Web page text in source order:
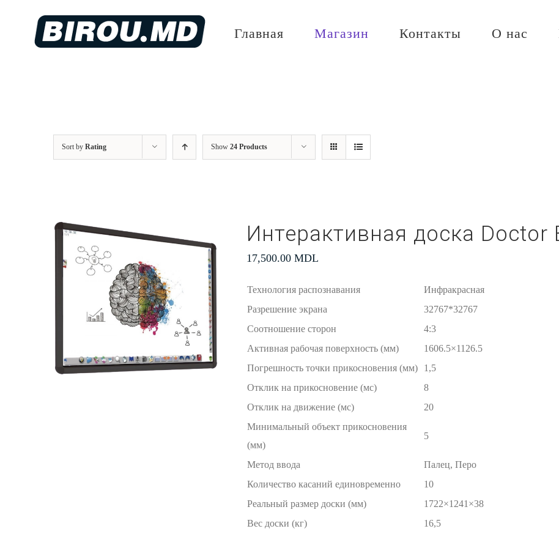
Главная Магазин Контакты О нас
Sort by Rating Show 24 Products
Интерактивная доска Doctor
17,500.00 MDL
Технология распознавания
Инфракрасная
Разрешение экрана
32767*32767
Соотношение сторон
4:3
Активная рабочая поверхность (мм)
1606.5×1126.5
Погрешность точки прикосновения (мм)
1,5
Отклик на прикосновение (мс)
8
Отклик на движение (мс)
20
Минимальный объект прикосновения
(мм)
5
Метод ввода
Палец, Перо
Количество касаний единовременно
10
Реальный размер доски (мм)
1722×1241×38
Вес доски (кг)
16,5